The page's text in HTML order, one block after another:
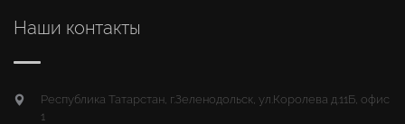
Наши контакты
Республика Татарстан, г.Зеленодольск, ул.Королева д.11Б, офис
1